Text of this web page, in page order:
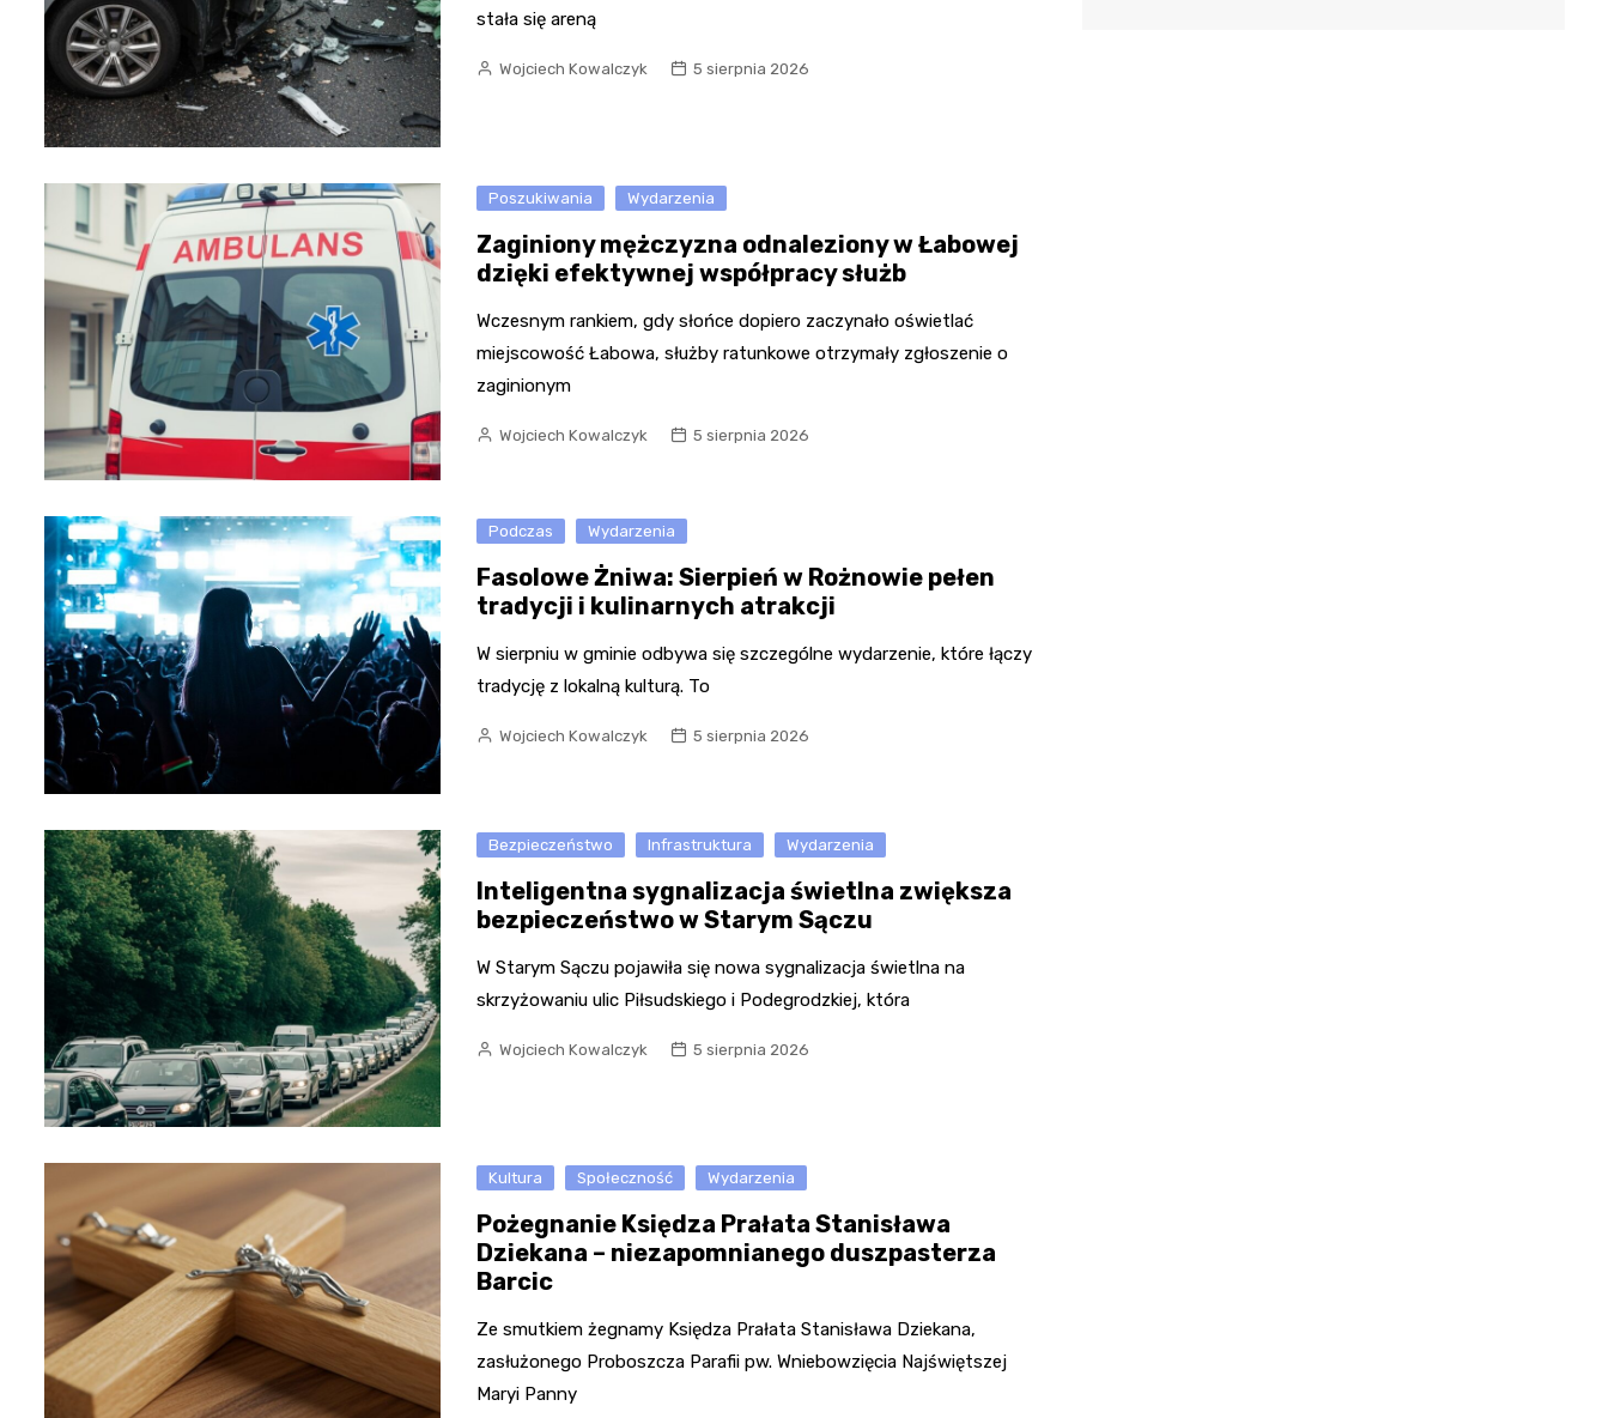
stała się areną
Wojciech Kowalczyk 5 sierpnia 2026
Poszukiwania Wydarzenia
Zaginiony mężczyzna odnaleziony w Łabowej
dzięki efektywnej współpracy służb
Wczesnym rankiem, gdy słońce dopiero zaczynało oświetlać
miejscowość Łabowa, służby ratunkowe otrzymały zgłoszenie o
zaginionym
Wojciech Kowalczyk 5 sierpnia 2026
Podczas Wydarzenia
Fasolowe Żniwa: Sierpień w Rożnowie pełen
tradycji i kulinarnych atrakcji
W sierpniu w gminie odbywa się szczególne wydarzenie, które łączy
tradycję z lokalną kulturą. To
Wojciech Kowalczyk 5 sierpnia 2026
Bezpieczeństwo Infrastruktura Wydarzenia
Inteligentna sygnalizacja świetlna zwiększa
bezpieczeństwo w Starym Sączu
W Starym Sączu pojawiła się nowa sygnalizacja świetlna na
skrzyżowaniu ulic Piłsudskiego i Podegrodzkiej, która
Wojciech Kowalczyk 5 sierpnia 2026
Kultura Społeczność Wydarzenia
Pożegnanie Księdza Prałata Stanisława
Dziekana – niezapomnianego duszpasterza
Barcic
Ze smutkiem żegnamy Księdza Prałata Stanisława Dziekana,
zasłużonego Proboszcza Parafii pw. Wniebowzięcia Najświętszej
Maryi Panny